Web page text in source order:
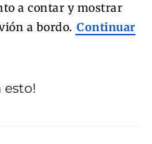
a contar y mostrar
a bordo. Continuar
esto!